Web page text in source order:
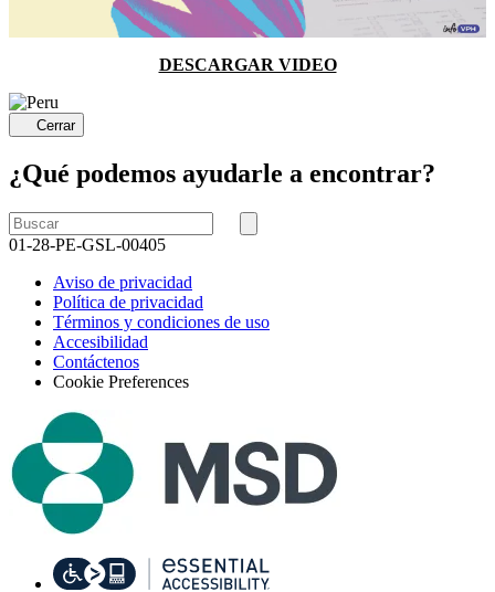
Video
DESCARGAR VIDEO
Cerrar
¿Qué podemos ayudarle a encontrar?
Buscar
por
Buscar
01-28-PE-GSL-00405
Aviso de privacidad
Política de privacidad
Términos y condiciones de uso
Accesibilidad
Contáctenos
Cookie Preferences